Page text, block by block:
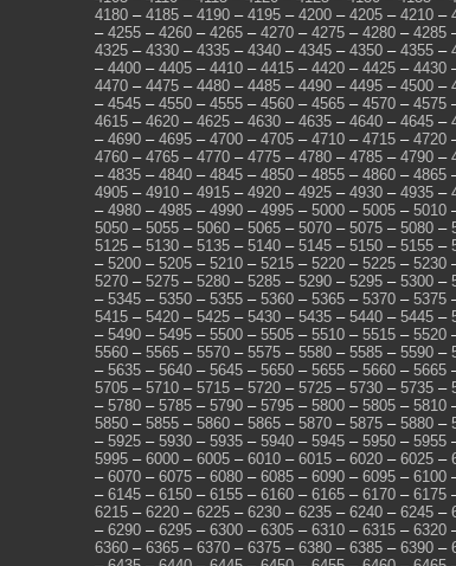
4180 – 4185 – 4190 – 4195 – 4200 – 4205 – 4210 –
– 4255 – 4260 – 4265 – 4270 – 4275 – 4280 – 4285
4325 – 4330 – 4335 – 4340 – 4345 – 4350 – 4355 –
– 4400 – 4405 – 4410 – 4415 – 4420 – 4425 – 4430
4470 – 4475 – 4480 – 4485 – 4490 – 4495 – 4500 –
– 4545 – 4550 – 4555 – 4560 – 4565 – 4570 – 4575
4615 – 4620 – 4625 – 4630 – 4635 – 4640 – 4645 –
– 4690 – 4695 – 4700 – 4705 – 4710 – 4715 – 4720
4760 – 4765 – 4770 – 4775 – 4780 – 4785 – 4790 –
– 4835 – 4840 – 4845 – 4850 – 4855 – 4860 – 4865
4905 – 4910 – 4915 – 4920 – 4925 – 4930 – 4935 –
– 4980 – 4985 – 4990 – 4995 – 5000 – 5005 – 5010
5050 – 5055 – 5060 – 5065 – 5070 – 5075 – 5080 –
5125 – 5130 – 5135 – 5140 – 5145 – 5150 – 5155 –
– 5200 – 5205 – 5210 – 5215 – 5220 – 5225 – 5230
5270 – 5275 – 5280 – 5285 – 5290 – 5295 – 5300 –
– 5345 – 5350 – 5355 – 5360 – 5365 – 5370 – 5375
5415 – 5420 – 5425 – 5430 – 5435 – 5440 – 5445 –
– 5490 – 5495 – 5500 – 5505 – 5510 – 5515 – 5520
5560 – 5565 – 5570 – 5575 – 5580 – 5585 – 5590 –
– 5635 – 5640 – 5645 – 5650 – 5655 – 5660 – 5665
5705 – 5710 – 5715 – 5720 – 5725 – 5730 – 5735 –
– 5780 – 5785 – 5790 – 5795 – 5800 – 5805 – 5810
5850 – 5855 – 5860 – 5865 – 5870 – 5875 – 5880 –
– 5925 – 5930 – 5935 – 5940 – 5945 – 5950 – 5955
5995 – 6000 – 6005 – 6010 – 6015 – 6020 – 6025 –
– 6070 – 6075 – 6080 – 6085 – 6090 – 6095 – 6100
– 6145 – 6150 – 6155 – 6160 – 6165 – 6170 – 6175
6215 – 6220 – 6225 – 6230 – 6235 – 6240 – 6245 –
– 6290 – 6295 – 6300 – 6305 – 6310 – 6315 – 6320
6360 – 6365 – 6370 – 6375 – 6380 – 6385 – 6390 –